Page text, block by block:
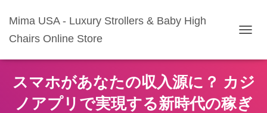
Mima USA - Luxury Strollers & Baby High
Chairs Online Store
G
L
E
N
スマホがあなたの収入源に？ カジ
ノアプリで実現する新時代の稼ぎ